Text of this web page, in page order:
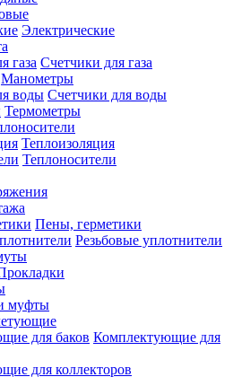
Электрические
Счетчики для газа
Манометры
Счетчики для воды
Термометры
Теплоизоляция
Теплоносители
Пены, герметики
Резьбовые уплотнители
муфты
Комплектующие для